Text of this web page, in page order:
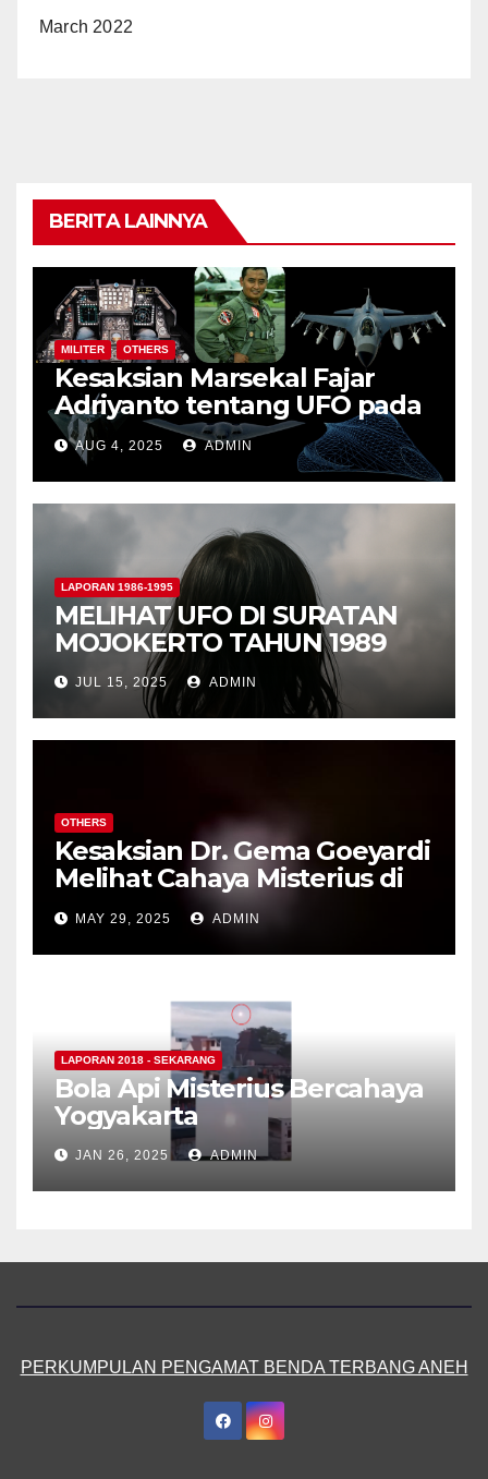
March 2022
BERITA LAINNYA
MILITER OTHERS
Kesaksian Marsekal Fajar
Adriyanto tentang UFO pada
Misi F-16: Fenomena
Terdeteksi Radar namun Tak
Kasat Mata dan Implikasinya
bagi Pertahanan Nasional
AUG 4, 2025 ADMIN
LAPORAN 1986-1995
MELIHAT UFO DI SURATAN
MOJOKERTO TAHUN 1989
JUL 15, 2025 ADMIN
OTHERS
Kesaksian Dr. Gema Goeyardi
Melihat Cahaya Misterius di
barat Ujung Kulon
MAY 29, 2025 ADMIN
LAPORAN 2018 - SEKARANG
Bola Api Misterius Bercahaya
Yogyakarta
JAN 26, 2025 ADMIN
PERKUMPULAN PENGAMAT BENDA TERBANG ANEH